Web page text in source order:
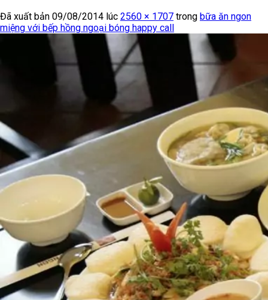
Đã xuất bản 09/08/2014 lúc 2560 × 1707 trong bữa ăn ngon
miệng với bếp hồng ngoại bóng happy call